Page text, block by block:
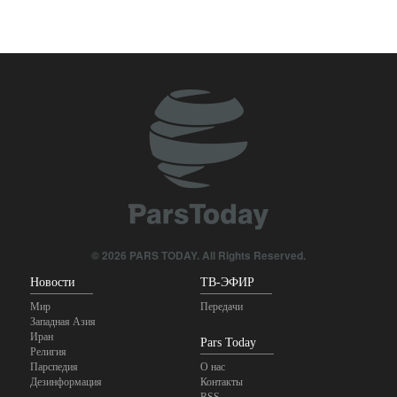
Аравией ракет Patriot
© 2026 PARS TODAY. All Rights Reserved.
Новости
Мир
Западная Азия
Иран
Религия
Парспедия
Дезинформация
ТВ-ЭФИР
Передачи
Pars Today
О нас
Контакты